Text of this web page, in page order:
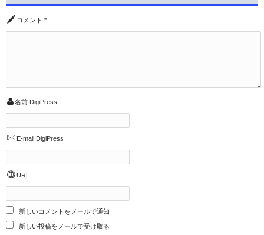
コメント *
名前 DigiPress
E-mail DigiPress
URL
新しいコメントをメールで通知
新しい投稿をメールで受け取る